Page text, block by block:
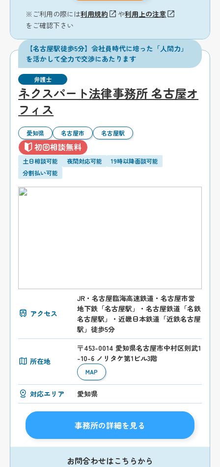
※ご利用の際には利用規約 や利用上の注意
をご確認下さい
【名古屋駅徒歩5分】会社員時代に培った「人間力」
を活かして全力で交渉にあたります
弁護士
ネクスパート法律事務所 名古屋オ
フィス
愛知県 名古屋市 名古屋駅
初回相談無料
土日相談可能 夜間対応可能
19時以降面談可能
分割払い可能
アクセス
JR・名古屋臨海高速鉄道・名古屋市営
地下鉄「名古屋駅」・名古屋鉄道「名鉄
名古屋駅」・近畿日本鉄道「近鉄名古屋
駅」徒歩5分
所在地
〒453-0014 愛知県名古屋市中村区則武1
-10-6 ノリタケ第1ビル3階
MAP
対応エリア 愛知県
事務所の詳細を見る
お問合わせはこちらから